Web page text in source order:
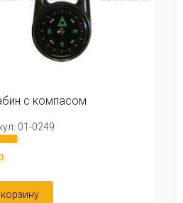
с компасом
01-0249